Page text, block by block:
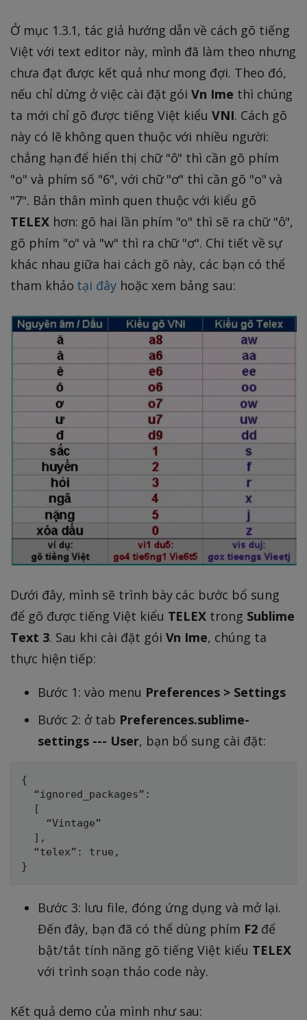
Ở mục 1.3.1, tác giả hướng dẫn về cách gõ tiếng
Việt với text editor này, mình đã làm theo nhưng
chưa đạt được kết quả như mong đợi. Theo đó,
nếu chỉ dừng ở việc cài đặt góiVn Ime thì chúng
ta mới chỉ gõ được tiếng Việt kiểuVNI. Cách gõ
này có lẽ không quen thuộc với nhiều người:
chẳng hạn để hiển thị chữ "ô" thì cần gõ phím
"o" và phím số "6", với chữ "ơ" thì cần gõ "o" và
"7". Bản thân mình quen thuộc với kiểu gõ
TELEXhơn: gõ hai lần phím "o" thì sẽ ra chữ "ô",
gõ phím "o" và "w" thì ra chữ "ơ". Chi tiết về sự
khác nhau giữa hai cách gõ này, các bạn có thể
tham khảo tại đây hoặc xem bảng sau:
Dưới đây, mình sẽ trình bày các bước bổ sung
để gõ được tiếng Việt kiểu TELEX trong Sublime
Text 3. Sau khi cài đặt gói Vn Ime, chúng ta
thực hiện tiếp:
Bước 1: vào menu Preferences > Settings
Bước 2: ở tab Preferences.sublime-
settings --- User, bạn bổ sung cài đặt:
{
  “ignored_packages”:
  [
    “Vintage”
  ],
  “telex”: true,
Bước 3: lưu file, đóng ứng dụng và mở lại.
Đến đây, bạn đã có thể dùng phím F2 để
bật/tắt tính năng gõ tiếng Việt kiểu TELEX
với trình soạn thảo code này.
Kết quả demo của mình như sau: